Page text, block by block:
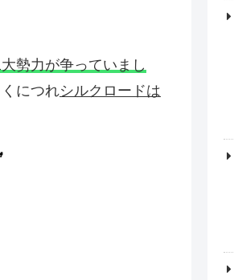
勢力が争っていまし
につれシルクロードは